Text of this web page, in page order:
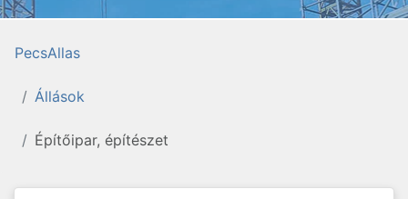
PecsAllas
Állások
Építőipar, építészet